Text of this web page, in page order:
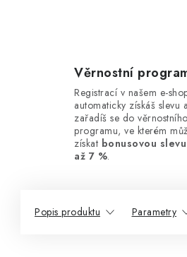
Věrnostní
Registrací v našem e-
automaticky získáš slevu a
zařadíš se do věrnostního
programu, ve kterém
získat bonusovou slevu
až 7 %.
Popis produktu Parametry